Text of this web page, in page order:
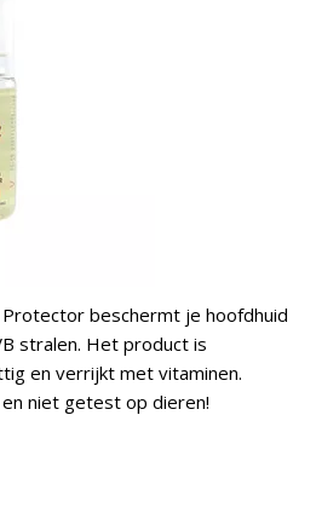
Protector beschermt je hoofdhuid
stralen. Het product is
en verrijkt met vitaminen.
niet getest op dieren!